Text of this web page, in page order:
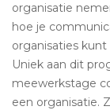
organisatie
hoe je
organisaties
Uniek aan dit
meewerkstage
een organisatie.